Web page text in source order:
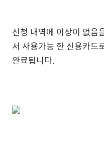
신청 내역에 이상이 없음
서 사용가능 한 신용카드
완료됩니다.